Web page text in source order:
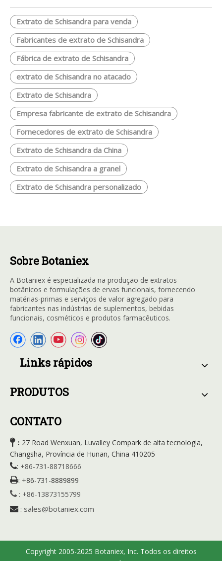
Extrato de Schisandra para venda
Fabricantes de extrato de Schisandra
Fábrica de extrato de Schisandra
extrato de Schisandra no atacado
Extrato de Schisandra
Empresa fabricante de extrato de Schisandra
Fornecedores de extrato de Schisandra
Extrato de Schisandra da China
Extrato de Schisandra a granel
Extrato de Schisandra personalizado
Sobre Botaniex
A Botaniex é especializada na produção de extratos
botânicos e formulações de ervas funcionais, fornecendo
matérias-primas e serviços de valor agregado para
fabricantes nas indústrias de suplementos, bebidas
funcionais, cosméticos e produtos farmacêuticos.
Links rápidos
PRODUTOS
CONTATO
： 27 Road Wenxuan, Luvalley Compark de alta tecnologia,
Changsha, Província de Hunan, China 410205
: +86-731-88718666
: +86-731-8889899
 : +86-13873155799
 : sales@botaniex.com
Copyright 2005-2025 Botaniex, Inc. Todos os direitos